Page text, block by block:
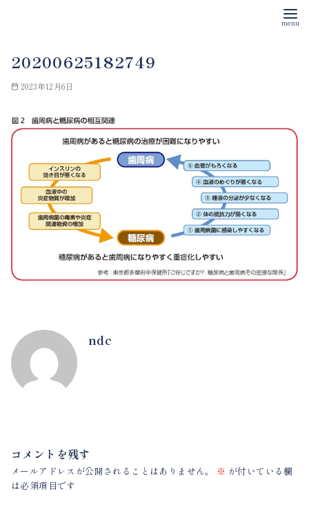
20200625182749
2023年12月6日
ndc
コメントを残す
メールアドレスが公開されることはありません。 ※ が付いている欄
は必須項目です